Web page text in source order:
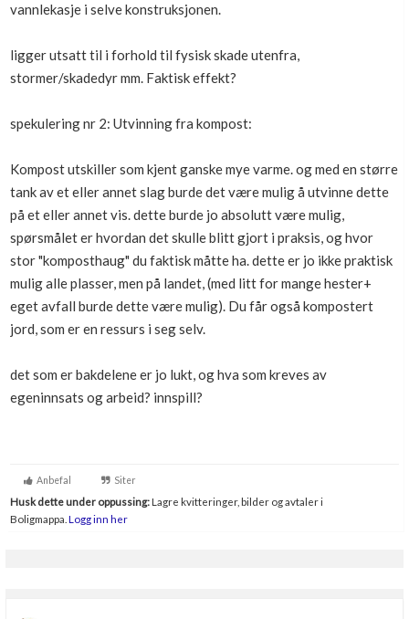
vannlekasje i selve konstruksjonen.
ligger utsatt til i forhold til fysisk skade utenfra,
stormer/skadedyr mm. Faktisk effekt?
spekulering nr 2: Utvinning fra kompost:
Kompost utskiller som kjent ganske mye varme. og med en større
tank av et eller annet slag burde det være mulig å utvinne dette
på et eller annet vis. dette burde jo absolutt være mulig,
spørsmålet er hvordan det skulle blitt gjort i praksis, og hvor
stor "komposthaug" du faktisk måtte ha. dette er jo ikke praktisk
mulig alle plasser, men på landet, (med litt for mange hester+
eget avfall burde dette være mulig). Du får også kompostert
jord, som er en ressurs i seg selv.
det som er bakdelene er jo lukt, og hva som kreves av
egeninnsats og arbeid? innspill?
Anbefal Siter
Husk dette under oppussing:Lagre kvitteringer, bilder og avtaler i
Boligmappa. Logg inn her